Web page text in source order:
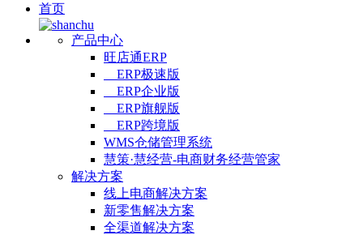
首页
产品中心
旺店通ERP
ERP极速版
ERP企业版
ERP旗舰版
ERP跨境版
WMS仓储管理系统
慧策·慧经营-电商财务经营管家
解决方案
线上电商解决方案
新零售解决方案
全渠道解决方案